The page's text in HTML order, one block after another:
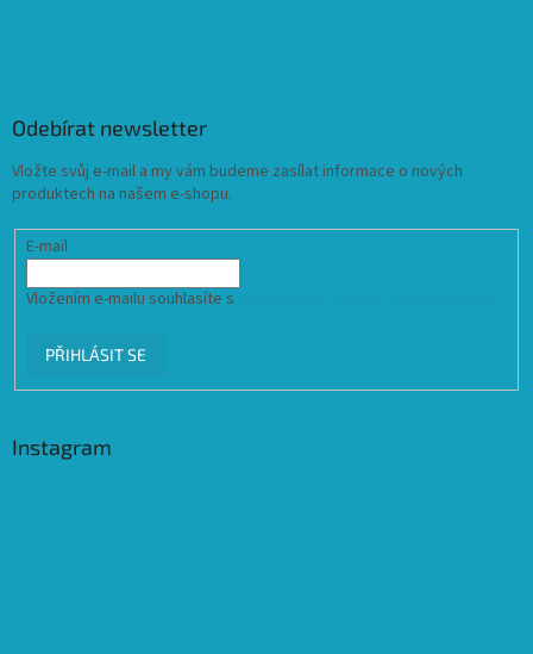
Odebírat newsletter
Vložte svůj e-mail a my vám budeme zasílat informace o nových
produktech na našem e-shopu.
E-mail
Vložením e-mailu souhlasíte s
PŘIHLÁSIT SE
Instagram